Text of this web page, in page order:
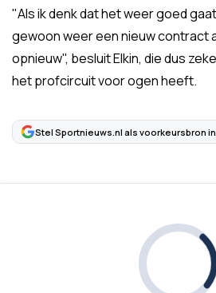
"Als ik denk dat het weer goed
gewoon weer een nieuw contract
opnieuw", besluit Elkin, die dus
het profcircuit voor ogen heeft.
Stel Sportnieuws.nl als voorkeursbron